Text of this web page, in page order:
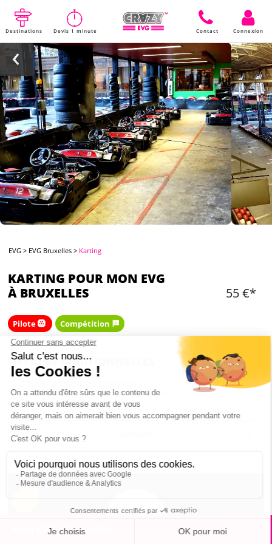
Destinations Devis 1 minute Contact Connexion
EVG > EVG Bruxelles > Karting
KARTING POUR MON EVG
À BRUXELLES
55 €*
Pilote 🛞 Compétition 🏁
OPTIONS ADDITIONNELLES
Mon EVG à Bruxelles